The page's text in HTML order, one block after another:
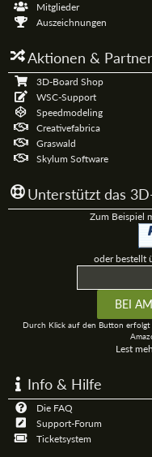
Mitglieder
Auszeichnungen
Aktionen & Partner
3D-Board Shop
WSC-Support
Speedmodeling
Creativefabrica
Graswald
Skylum Software
Unterstützt das
Zum Beispiel
oder bestellt
Durch Klick auf den Button erfolgt
Lest
Info & Hilfe
Die FAQ
Support-Forum
Ticketsystem